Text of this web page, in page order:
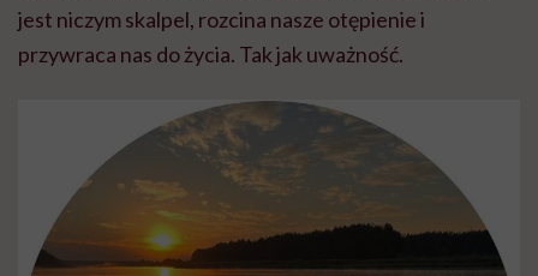
jest niczym skalpel, rozcina nasze otępienie i
przywraca nas do życia. Tak jak uważność.